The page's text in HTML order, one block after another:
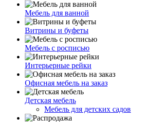
Мебель для ванной
Витрины и буфеты
Мебель с росписью
Интерьерные рейки
Офисная мебель на заказ
Детская мебель
Мебель для детских садов